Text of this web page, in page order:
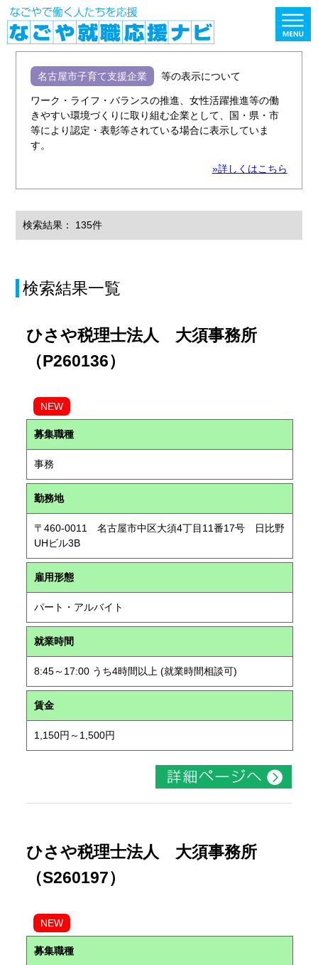
名古屋市子育て支援企業 等の表示について
ワーク・ライフ・バランスの推進、女性活躍推進等の働
きやすい環境づくりに取り組む企業として、国・県・市
等により認定・表彰等されている場合に表示していま
す。
»詳しくはこちら
検索結果： 135件
検索結果一覧
ひさや税理士法人 大須事務所
（P260136）
NEW
募集職種
事務
勤務地
〒460-0011 名古屋市中区大須4丁目11番17号 日比野
UHビル3B
雇用形態
パート・アルバイト
就業時間
8:45～17:00 うち4時間以上 (就業時間相談可)
賃金
1,150円～1,500円
ひさや税理士法人 大須事務所
（S260197）
NEW
募集職種